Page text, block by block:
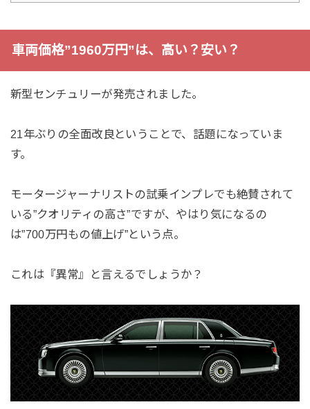
車両価格”1960万円”は、高い？安い？
新型センチュリーが発売されました。
21年ぶりの全面改良ということで、話題になっていま
す。
モータージャーナリストの試乗インプレでも絶賛されて
いる”クオリティの高さ”ですが、やはり気になるの
は”700万円もの値上げ”という点。
これは『異常』と言えるでしょうか？